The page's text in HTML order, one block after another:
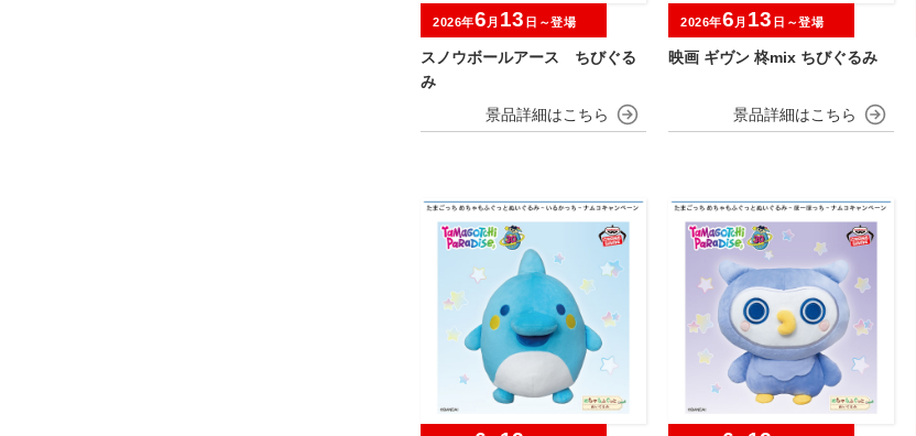
スノウボールアース ちびぐる
み
2026年6 月 13 日～登場
映画 ギヴン 柊mix ちびぐるみ
2026年6 月 13 日～登場